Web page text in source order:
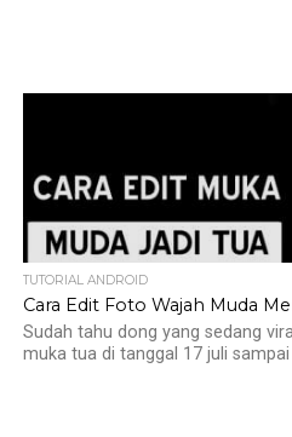
TUTORIAL ANDROID
Cara Edit Foto Wajah Muda
Sudah tahu dong yang sedang
muka tua di tanggal 17 juli sampai